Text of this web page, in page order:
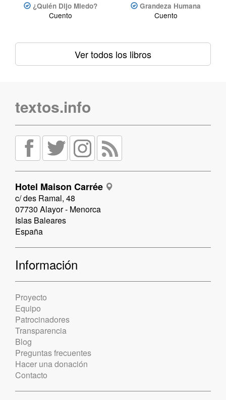
¿Quién Dijo Miedo?
Cuento
Grandeza Humana
Cuento
Ver todos los libros
textos.info
Hotel Maison Carrée
c/ des Ramal, 48
07730 Alayor - Menorca
Islas Baleares
España
Información
Proyecto
Equipo
Patrocinadores
Transparencia
Blog
Preguntas frecuentes
Hacer una donación
Contacto